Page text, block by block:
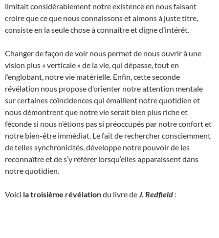
limitait considérablement notre existence en nous faisant
croire que ce que nous connaissons et aimons à juste titre,
consiste en la seule chose à connaitre et digne d’intérêt.
Changer de façon de voir nous permet de nous ouvrir à une
vision plus « verticale » de la vie, qui dépasse, tout en
l’englobant, notre vie matérielle. Enfin, cette seconde
révélation nous propose d’orienter notre attention mentale
sur certaines coïncidences qui émaillent notre quotidien et
nous démontrent que notre vie serait bien plus riche et
féconde si nous n’étions pas si préoccupés par notre confort et
notre bien-être immédiat. Le fait de rechercher consciemment
de telles synchronicités, développe notre pouvoir de les
reconnaître et de s’y référer lorsqu’elles apparaissent dans
notre quotidien.
Voici la troisième révélationdu livre de J. Redfield :